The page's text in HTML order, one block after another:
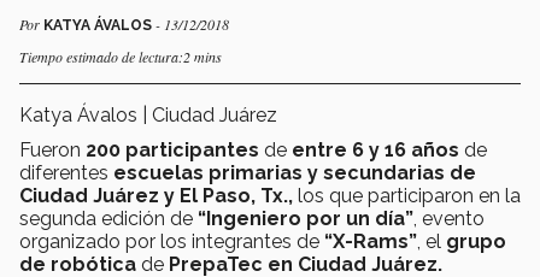
Por KATYA ÁVALOS - 13/12/2018
Tiempo estimado de lectura:2 mins
Katya Ávalos | Ciudad Juárez
Fueron 200 participantes de entre 6 y 16 años de
diferentes escuelas primarias y secundarias de
Ciudad Juárez y El Paso, Tx., los que participaron en la
segunda edición de “Ingeniero por un día” , evento
organizado por los integrantes de “X-Rams” , el grupo
de robótica de PrepaTec en Ciudad Juárez.